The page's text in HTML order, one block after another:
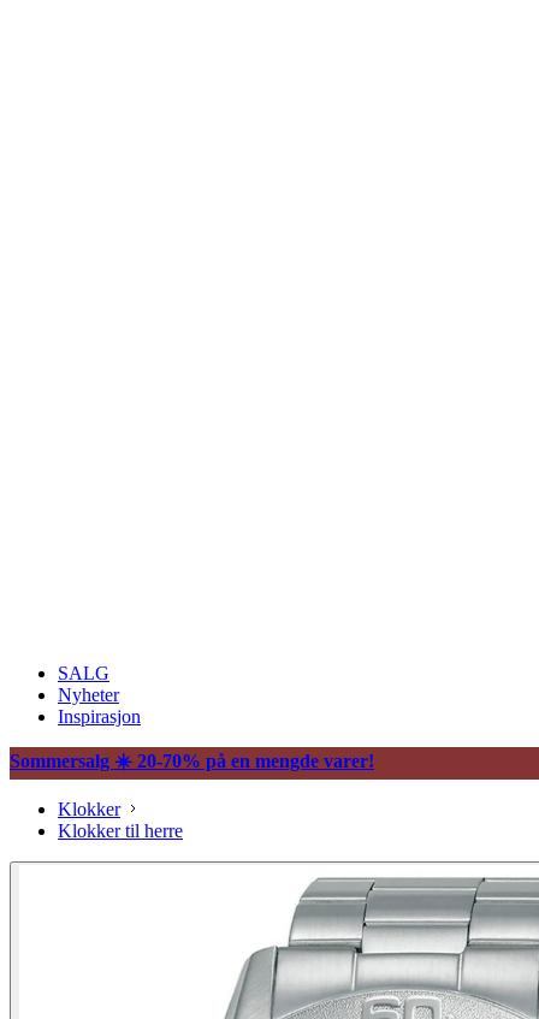
SALG
Nyheter
Inspirasjon
Sommersalg ☀️ 20-70% på en mengde varer!
Klokker
Klokker til herre